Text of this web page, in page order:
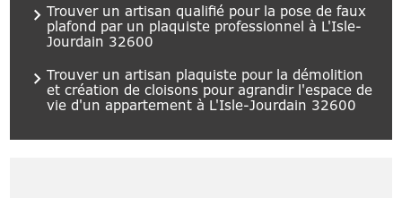
Trouver un artisan qualifié pour la pose de faux
plafond par un plaquiste professionnel à L'Isle-
Jourdain 32600
Trouver un artisan plaquiste pour la démolition
et création de cloisons pour agrandir l'espace de
vie d'un appartement à L'Isle-Jourdain 32600